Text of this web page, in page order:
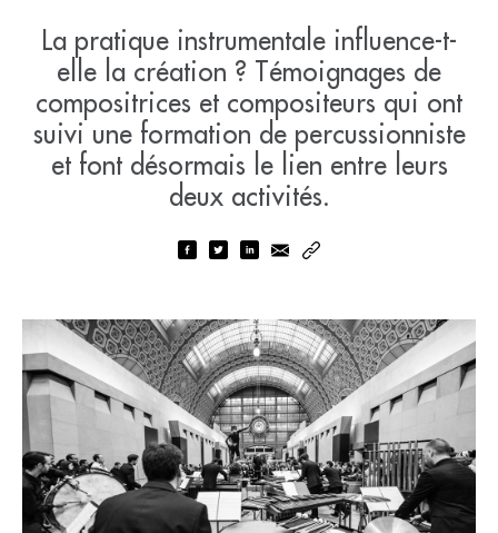
La pratique instrumentale influence-t-
elle la création ? Témoignages de
compositrices et compositeurs qui ont
suivi une formation de percussionniste
et font désormais le lien entre leurs
deux activités.